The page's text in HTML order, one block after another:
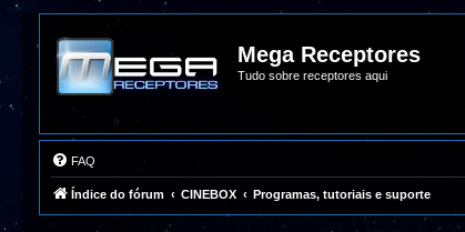
Mega Receptores
Tudo sobre receptores aqui
FAQ
Índice do fórum CINEBOX Programas, tutoriais e suporte